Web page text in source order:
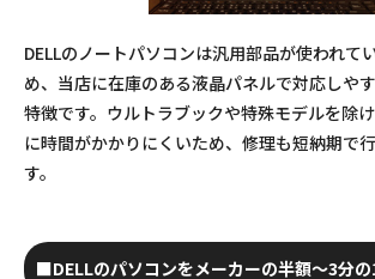
DELLのノートパソコンは汎用部品が使われて
め、当店に在庫のある液晶パネルで対応しや
特徴です。ウルトラブックや特殊モデルを除
に時間がかかりにくいため、修理も短納期で
す。
■DELLのパソコンをメーカーの半額～3分の